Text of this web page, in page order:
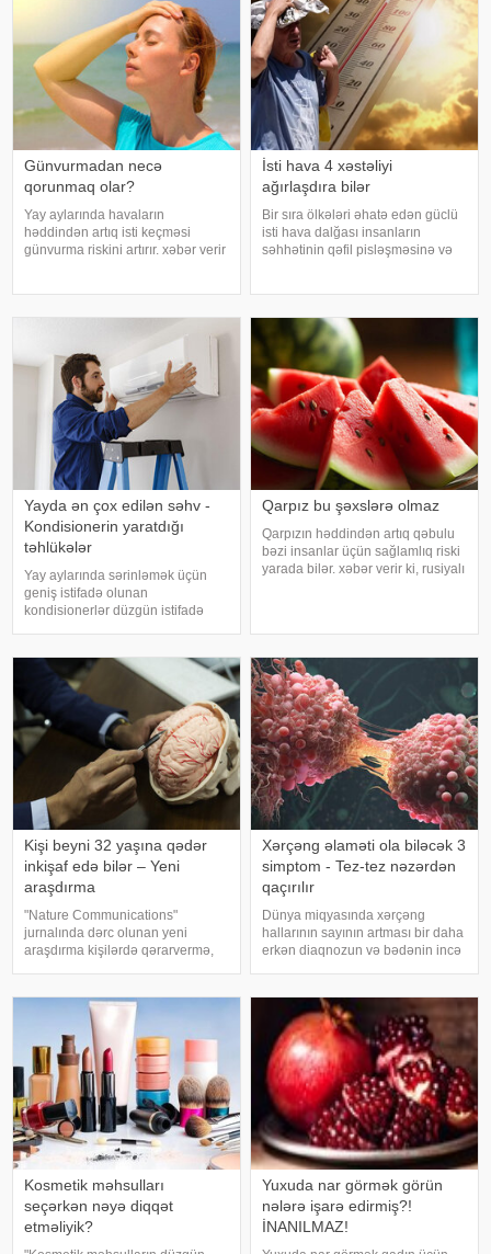
Günvurmadan necə
qorunmaq olar?
Yay aylarında havaların
həddindən artıq isti keçməsi
günvurma riskini artırır. xəbər verir
diqqətli olmalıdırlar.
İsti hava 4 xəstəliyi
ağırlaşdıra bilər
Bir sıra ölkələri əhatə edən güclü
isti hava dalğası insanların
səhhətinin qəfil pisləşməsinə və
günvurma riski yaratmır. xarici
mediay
Yayda ən çox edilən səhv -
Kondisionerin yaratdığı
təhlükələr
Yay aylarında sərinləmək üçün
geniş istifadə olunan
kondisionerlər düzgün istifadə
xəbər verir ki, ani temperatur
dəyişiklikləri, quru hava və
baxımsız kondisionerlərd
Qarpız bu şəxslərə olmaz
Qarpızın həddindən artıq qəbulu
bəzi insanlar üçün sağlamlıq riski
yarada bilər. xəbər verir ki, rusiyalı
Kişi beyni 32 yaşına qədər
inkişaf edə bilər – Yeni
araşdırma
"Nature Communications"
jurnalında dərc olunan yeni
araşdırma kişilərdə qərarvermə,
olan beyin nahiyələrinin orta
hesabla 32 yaşına qədər inkişa
Xərçəng əlaməti ola biləcək 3
simptom - Tez-tez nəzərdən
qaçırılır
Dünya miqyasında xərçəng
hallarının sayının artması bir daha
erkən diaqnozun və bədənin incə
vurğulayır. Məşhur inancın əksinə
olaraq, xərçəng növləri həmişə
ağı
Kosmetik məhsulları
seçərkən nəyə diqqət
etməliyik?
Yuxuda nar görmək görün
nələrə işarə edirmiş?!
İNANILMAZ!